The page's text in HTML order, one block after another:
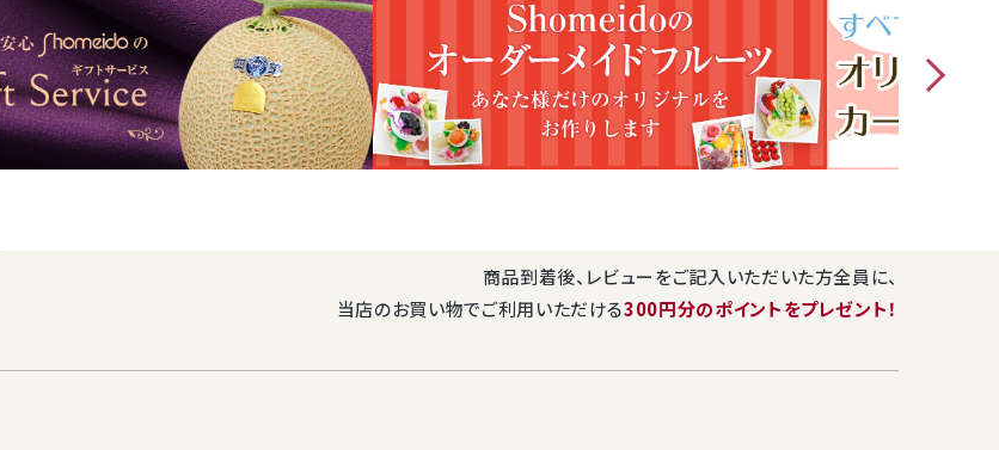
商品内容
静岡県温室農業協同組合出荷
高級温室クラウンメロン 1個
等級
【白】もしくは【山】
大玉サイズ 1.45kg前後
召し上がり日のご指定をご希望の際には、商品入荷の関係上、8日程余裕を持
ってお申し込みくださいませ。
配送温度帯
静岡産 クラウンメロン【 白等級 / 山等級 】 2個
後 フルーツ 果物 ギフト マスクメロン メロン 無
静岡産 クラウンメロン【 白等級 / 山等級 】1個
ルーツ 果物 ギフト マスクメロン メロン 無料メッ
商品到着後、レビューをご記入いただいた方全員に、
当店のお買い物でご利用いただける300円分のポイントをプレゼント！